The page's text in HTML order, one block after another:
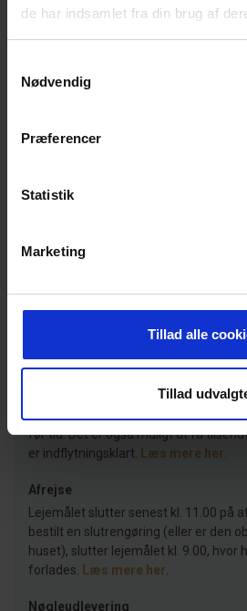
de har indsamlet fra din brug af
Nødvendig
Præferencer
Statistik
Marketing
Tillad alle
Tillad
Skulle I ankomme før kl. 15.00, kan I
velkomstlounge se, om huset skulle
før tid. Det er også muligt at få
er indflytningsklart. Læs mere her.
Afrejse
Lejemålet slutter senest kl. 11.00 på
bestilt en slutrengøring (eller er den
huset), slutter lejemålet kl. 9.00, hvor
forlades. Læs mere her.
Nøgleudlevering